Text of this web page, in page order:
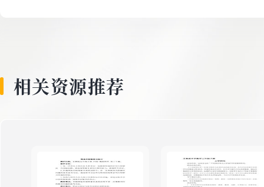
相关资源推荐